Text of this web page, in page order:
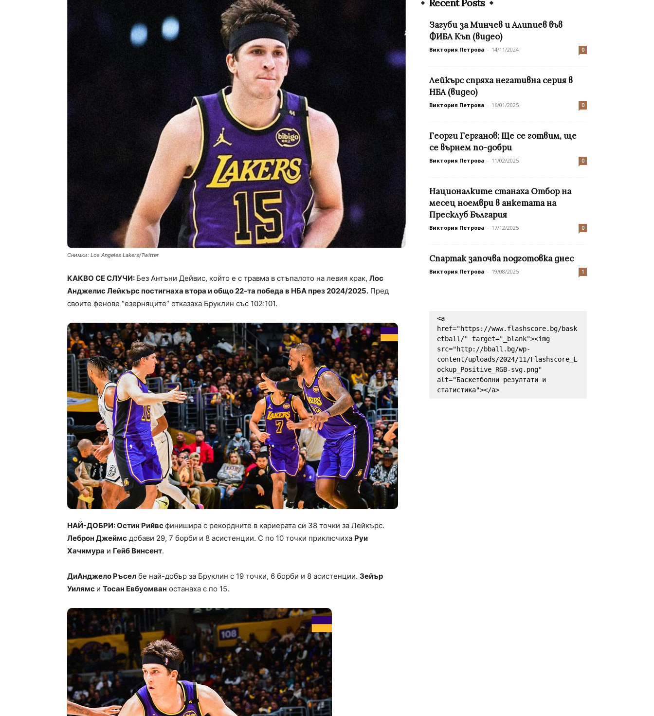
Снимки: Los Angeles Lakers/Twitter
КАКВО СЕ СЛУЧИ: Без Антъни Дейвис, който е с травма в стъпалото на левия крак, Лос
Анджелис Лейкърс постигнаха втора и общо 22-та победа в НБА през 2024/2025. Пред
своите фенове “езерняците” отказаха Бруклин със 102:101.
НАЙ-ДОБРИ: Остин Рийвсфинишира с рекордните в кариерата си 38 точки за Лейкърс.
Леброн Джеймс добави 29, 7 борби и 8 асистенции. С по 10 точки приключиха Руи
Хачимура и Гейб Винсент.
ДиАнджело Ръсел бе най-добър за Бруклин с 19 точки, 6 борби и 8 асистенции. Зейър
Уилямс и Тосан Евбуомван останаха с по 15.
Recent Posts
Загуби за Минчев и Алипиев във
ФИБА Къп (видео)
Виктория Петрова - 14/11/2024 0
Лейкърс спряха негативна серия в
НБА (видео)
Виктория Петрова - 16/01/2025 0
Георги Герганов: Ще се готвим, ще
се върнем по-добри
Виктория Петрова - 11/02/2025 0
Националките станаха Отбор на
месец ноември в анкетата на
Пресклуб България
Виктория Петрова - 17/12/2025 0
Спартак започва подготовка днес
Виктория Петрова - 19/08/2025 1
<a
href="https://www.flashscore.bg/bask
etball/" target="_blank"><img
src="http://bball.bg/wp-
content/uploads/2024/11/Flashscore_L
ockup_Positive_RGB-svg.png"
alt="Баскетболни резултати и
статистика"></a>